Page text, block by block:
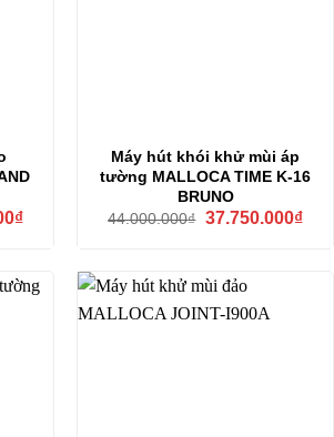
₫Giá
12.000.000₫.
Máy hút khói khử mùi áp
tường MALLOCA TIME K-16
BRUNO
44.000.000₫ Giá
37.750.000₫Giá